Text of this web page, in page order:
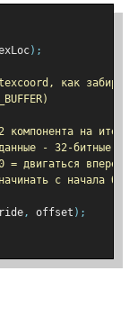
);
как
на
- 32-битные
двигаться вперёд
с начала
, offset );